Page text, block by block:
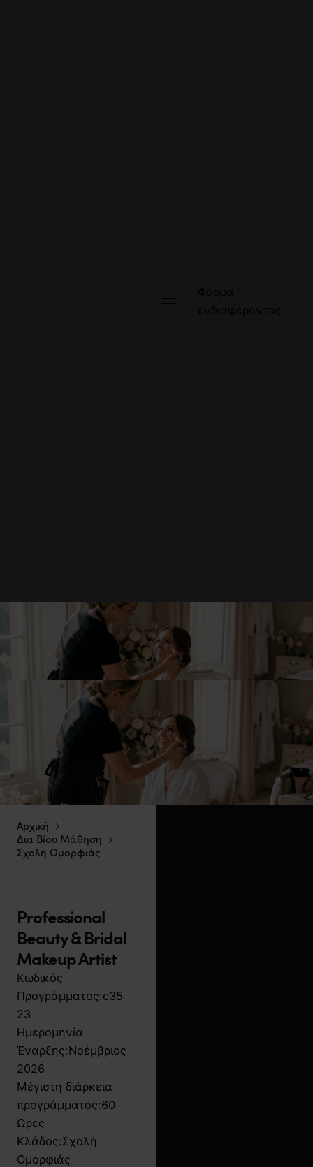
Αρχική
Δια Βίου Μάθηση
Σχολή Ομορφιάς
Professional
Beauty & Bridal
Makeup Artist
Κωδικός
Προγράμματος:c35
23
Ημερομηνία
Έναρξης:Νοέμβριος
2026
Μέγιστη διάρκεια
προγράμματος:60
Ώρες
Κλάδος:Σχολή
Ομορφιάς